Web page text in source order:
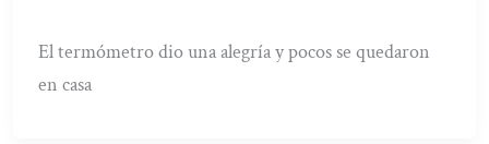
El termómetro dio una alegría y pocos se quedaron
en casa